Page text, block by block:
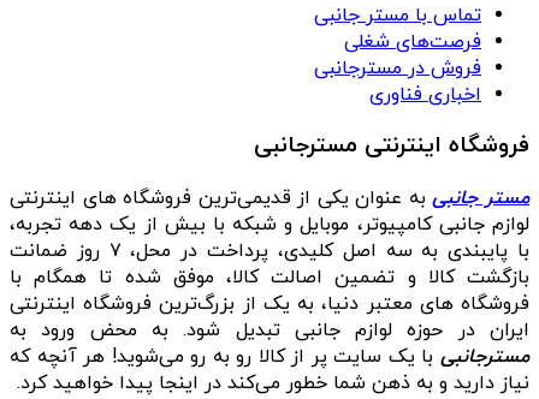
تماس با مستر جانبی
فرصت‌های شغلی
فروش در مسترجانبی
اخباری فناوری
فروشگاه اینترنتی مسترجانبی
مستر جانبیبه عنوان یکی از قدیمی‌ترین فروشگاه های اینترنتی
لوازم جانبی کامپیوتر، موبایل و شبکه با بیش از یک دهه تجربه،
با پایبندی به سه اصل کلیدی، پرداخت در محل، ۷ روز ضمانت
بازگشت کالا و تضمین اصالت کالا، موفق شده تا همگام با
فروشگاه‌ های معتبر دنیا، به یک از بزرگ‌ترین فروشگاه اینترنتی
ایران در حوزه لوازم جانبی تبدیل شود. به محض ورود به
مسترجانبی با یک سایت پر از کالا رو به رو می‌شوید! هر آنچه که
نیاز دارید و به ذهن شما خطور می‌کند در اینجا پیدا خواهید کرد.